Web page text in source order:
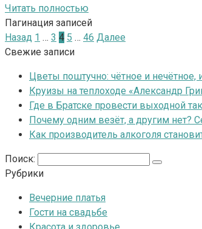
Читать полностью
Пагинация записей
Назад 1 … 3 4 5 … 46 Далее
Свежие записи
Цветы поштучно: чётное и нечётное,
Круизы на теплоходе «Александр
Где в Братске провести выходной
Почему одним везёт, а другим нет?
Как производитель алкоголя
Поиск:
Рубрики
Вечерние платья
Гости на свадьбе